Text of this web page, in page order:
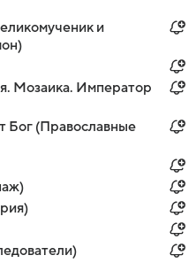
и
Мозаика. Император
Бог (Православные